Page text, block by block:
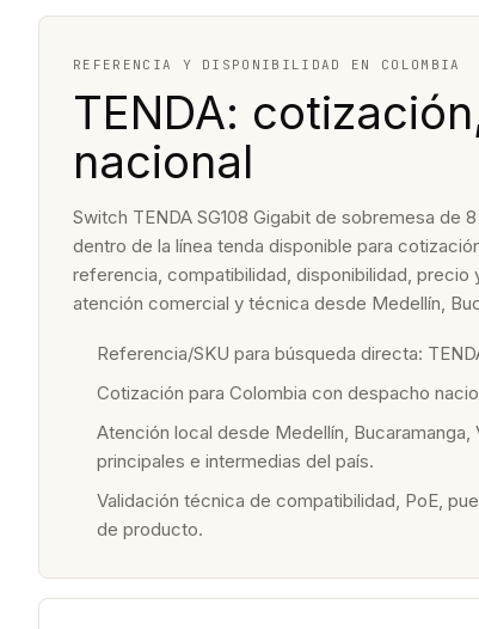
REFERENCIA Y DISPONIBILIDAD EN COLOMBIA
TENDA:
nacional
Switch TENDA SG108 Gigabit de sobremesa
dentro de la línea tenda disponible para
referencia, compatibilidad, disponibilidad,
atención comercial y técnica desde Medellín,
Referencia/SKU para búsqueda directa:
Cotización para Colombia con despacho
Atención local desde Medellín,
principales e intermedias del país.
Validación técnica de compatibilidad, PoE,
de producto.